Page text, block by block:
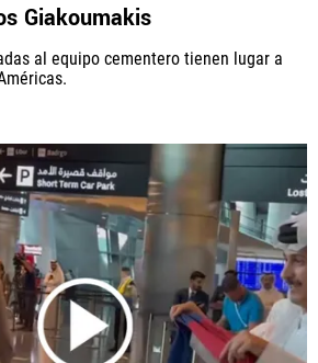
Giakoumakis
al equipo cementero tienen lugar a